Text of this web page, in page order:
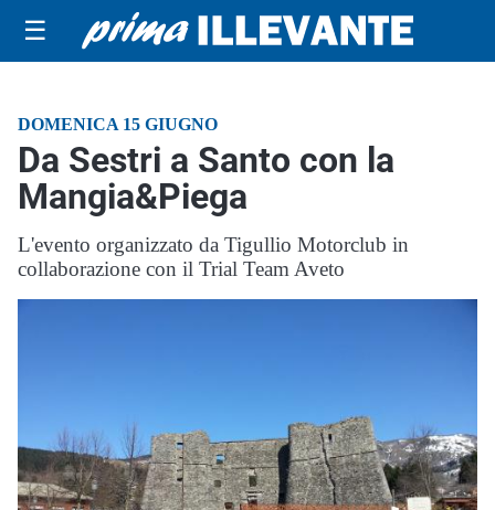
☰
DOMENICA 15 GIUGNO
Da Sestri a Santo con la
Mangia&Piega
L'evento organizzato da Tigullio Motorclub in
collaborazione con il Trial Team Aveto